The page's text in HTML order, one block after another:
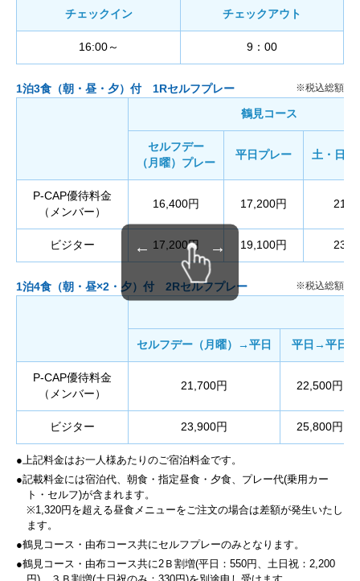
チェックイン チェックアウト
16:00～ 9：00
← →
1泊3食（朝・昼・夕）付 1Rセルフプレー
鶴見コース
セルフデー
（月曜）プレー
平日プレー 土・日・
P-CAP優待料金
（メンバー）
16,400円 17,200円
ビジター 17,200円 19,100円
1泊4食（朝・昼×2・夕）付 2Rセルフプレー
セルフデー（月曜）→平日 平日→平日
P-CAP優待料金
（メンバー）
21,700円 22,500円
ビジター 23,900円 25,800円
●上記料金はお一人様あたりのご宿泊料金です。
●記載料金には宿泊代、朝食・指定昼食・夕食、プレー代(乗用カー
ト・セルフ)が含まれます。
※1,320円を超える昼食メニューをご注文の場合は差額が発生いたし
ます。
●鶴見コース・由布コース共にセルフプレーのみとなります。
●鶴見コース・由布コース共に2Ｂ割増(平日：550円、土日祝：2,200